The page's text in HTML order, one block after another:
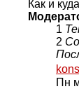
Как и
1
2
Пн